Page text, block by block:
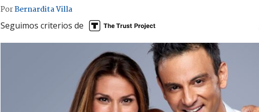
PorBernardita Villa
Seguimos criterios de